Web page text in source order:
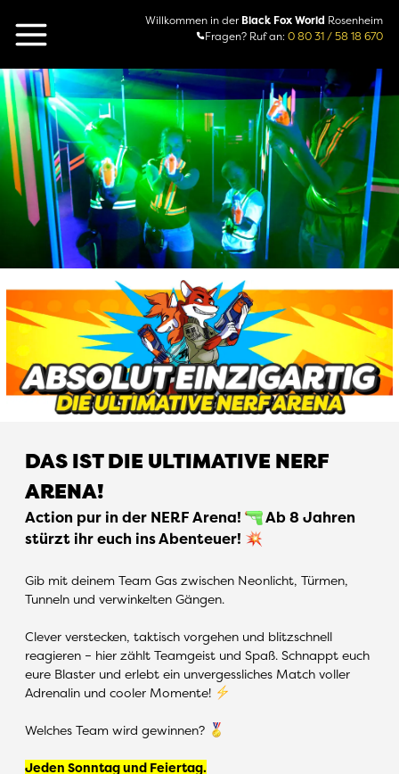
Willkommen in der Black Fox World Rosenheim
Fragen? Ruf an: 0 80 31 / 58 18 670
DAS IST DIE ULTIMATIVE NERF
ARENA!
Action pur in der NERF Arena!
Ab 8 Jahren
stürzt ihr euch ins Abenteuer!
Gib mit deinem Team Gas zwischen Neonlicht, Türmen,
Tunneln und verwinkelten Gängen.
Clever verstecken, taktisch vorgehen und blitzschnell
reagieren – hier zählt Teamgeist und Spaß. Schnappt euch
eure Blaster und erlebt ein unvergessliches Match voller
Adrenalin und cooler Momente!
Welches Team wird gewinnen?
Jeden Sonntag und Feiertag.